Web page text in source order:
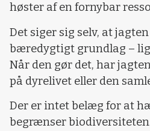
høster af en fornybar
Det siger sig selv, at
bæredygtigt grundlag –
Når den gør det, har
på dyrelivet eller den
Der er intet belæg for at
begrænser